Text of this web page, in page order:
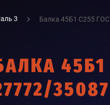
3 Балка 45Б1 С255
45Б1